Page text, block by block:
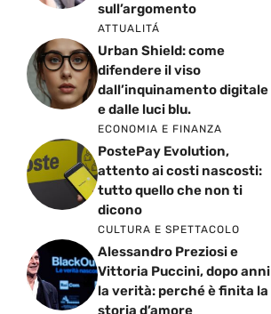
sull’argomento
ATTUALITÁ
Urban Shield: come
difendere il viso
dall’inquinamento digitale
e dalle luci blu.
ECONOMIA E FINANZA
PostePay Evolution,
attento ai costi nascosti:
tutto quello che non ti
dicono
CULTURA E SPETTACOLO
Alessandro Preziosi e
Vittoria Puccini, dopo anni
la verità: perché è finita la
storia d’amore